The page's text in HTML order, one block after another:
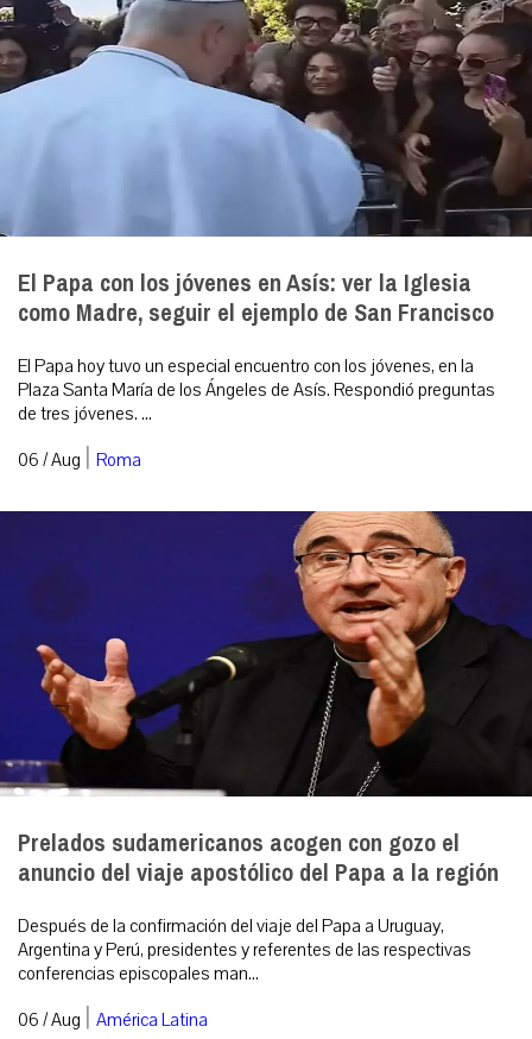
El Papa con los jóvenes en Asís: ver la Iglesia
como Madre, seguir el ejemplo de San Francisco
El Papa hoy tuvo un especial encuentro con los jóvenes, en la
Plaza Santa María de los Ángeles de Asís. Respondió preguntas
de tres jóvenes. ...
06 / Aug | Roma
Prelados sudamericanos acogen con gozo el
anuncio del viaje apostólico del Papa a la región
Después de la confirmación del viaje del Papa a Uruguay,
Argentina y Perú, presidentes y referentes de las respectivas
conferencias episcopales man...
06 / Aug | América Latina